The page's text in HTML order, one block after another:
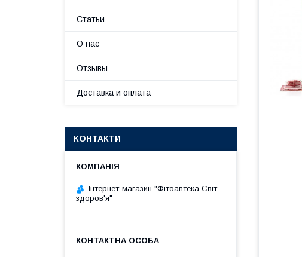
Статьи
О нас
Отзывы
Доставка и оплата
КОНТАКТИ
Інтернет-магазин "Фітоаптека Світ
здоров'я"